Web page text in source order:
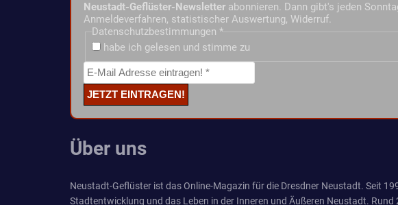
Neustadt-Geflüster-Newsletter abonnieren. Dann gibt's jeden
Anmeldeverfahren, statistischer Auswertung, Widerruf.
Datenschutzbestimmungen *
habe ich gelesen und stimme zu
Über uns
Neustadt-Geflüster ist das Online-Magazin für die Dresdner Neustadt. Seit
Stadtentwicklung und das Leben in der Inneren und Äußeren Neustadt.